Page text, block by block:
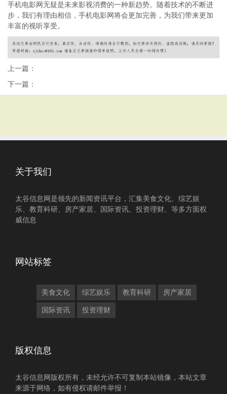
手机电影网无疑是未来影视消费的一种新趋势。随着技术的不断进
步，我们有理由相信，手机电影网将会更加完善，为我们带来更加
丰富的视听享受。
上一篇：
下一篇：
关于我们
太谷信息网是领先的新闻资讯平台，汇集美食文化、综艺娱
乐、教育科研、房产家居、国际资讯、投资理财、等多方面权
威信息
网站标签
美食文化 综艺娱乐 教育科研 房产家居
国际资讯 投资理财
版权信息
太谷信息网版权所有，未经允许不可复制本站镜像，本站文章
来源于网络，如有侵权请邮件举报！